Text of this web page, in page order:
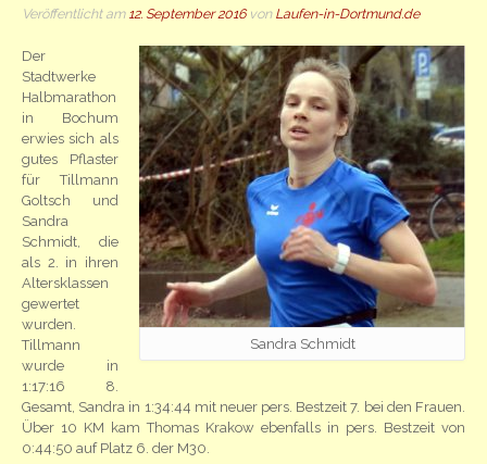
Veröffentlicht am 12. September 2016von Laufen-in-Dortmund.de
Sandra Schmidt
Der
Stadtwerke
Halbmarathon
in Bochum
erwies sich als
gutes Pflaster
für Tillmann
Goltsch und
Sandra
Schmidt, die
als 2. in ihren
Altersklassen
gewertet
wurden.
Tillmann
wurde in
1:17:16 8.
Gesamt, Sandra in 1:34:44 mit neuer pers. Bestzeit 7. bei den Frauen.
Über 10 KM kam Thomas Krakow ebenfalls in pers. Bestzeit von
0:44:50 auf Platz 6. der M30.